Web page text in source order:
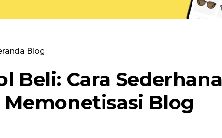
Blog
Beli: Cara Sederhana
Blog